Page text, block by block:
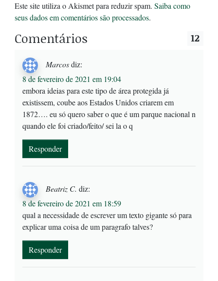
Este site utiliza o Akismet para reduzir spam. Saiba como
seus dados em comentários são processados.
Comentários 12
Marcosdiz:
8 de fevereiro de 2021 em 19:04
embora ideias para este tipo de área protegida já
existissem, coube aos Estados Unidos criarem em
1872…. eu só quero saber o que é um parque nacional n
quando ele foi criado/feito/ sei la o q
Responder
Beatriz C. diz:
8 de fevereiro de 2021 em 18:59
qual a necessidade de escrever um texto gigante só para
explicar uma coisa de um paragrafo talves?
Responder